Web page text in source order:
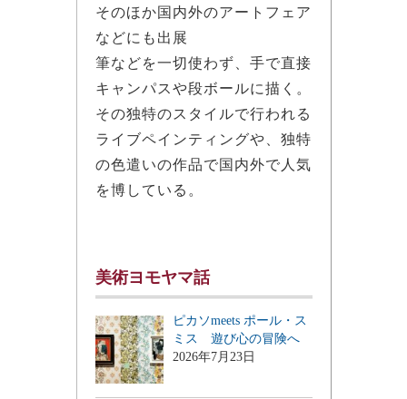
そのほか国内外のアートフェア
などにも出展
筆などを一切使わず、手で直接
キャンパスや段ボールに描く。
その独特のスタイルで行われる
ライブペインティングや、独特
の色遣いの作品で国内外で人気
を博している。
美術ヨモヤマ話
ピカソmeets ポール・ス
ミス 遊び心の冒険へ
2026年7月23日